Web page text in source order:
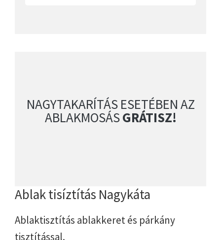
NAGYTAKARÍTÁS ESETÉBEN AZ
ABLAKMOSÁSGRÁTISZ!
Ablak tisíztítás Nagykáta
Ablaktisztítás ablakkeret és párkány
tisztítással.